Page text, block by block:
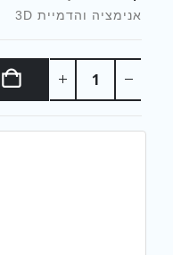
אנימציה והדמיית 3D